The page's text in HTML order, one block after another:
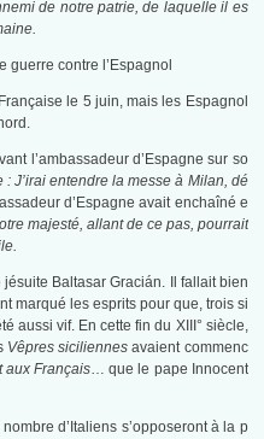
de notre patrie, de laquelle il es
guerre contre l’Espagnol
le 5 juin, mais les Espagnol
l’ambassadeur d’Espagne sur so
J’irai entendre la messe à Milan, dé
d’Espagne avait enchaîné e
majesté, allant de ce pas, pourrait
Baltasar Gracián. Il fallait bien
marqué les esprits pour que, trois si
aussi vif. En cette fin du XIII° siècle,
Vêpres siciliennesavaient commenc
aux Français… que le pape Innocent
d’Italiens s’opposeront à la p